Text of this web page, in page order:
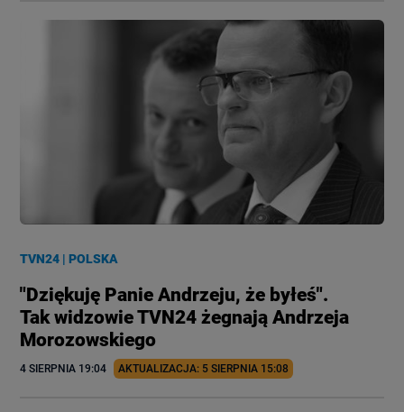
TVN24 |POLSKA
"Dziękuję Panie Andrzeju, że byłeś".
Tak widzowie TVN24 żegnają Andrzeja
Morozowskiego
4 SIERPNIA 19:04 AKTUALIZACJA: 5 SIERPNIA 15:08